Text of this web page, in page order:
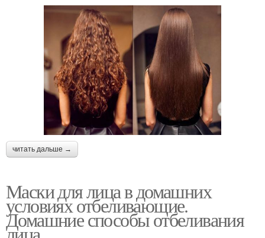
читать дальше →
Маски для лица в домашних
условиях отбеливающие.
Домашние способы отбеливания